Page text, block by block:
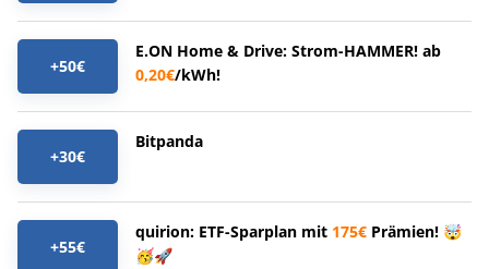
+50€
E.ON Home & Drive: Strom-HAMMER! ab
0,20€/kWh!
+30€
Bitpanda
+55€
quirion: ETF-Sparplan mit 175€ Prämien! 🤯
🥳🚀